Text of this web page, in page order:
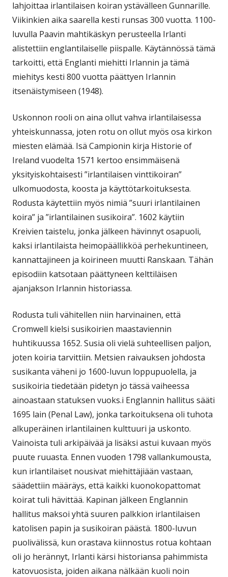
lahjoittaa irlantilaisen koiran ystävälleen Gunnarille.
Viikinkien aika saarella kesti runsas 300 vuotta. 1100-
luvulla Paavin mahtikäskyn perusteella Irlanti
alistettiin englantilaiselle piispalle. Käytännössä tämä
tarkoitti, että Englanti miehitti Irlannin ja tämä
miehitys kesti 800 vuotta päättyen Irlannin
itsenäistymiseen (1948).
Uskonnon rooli on aina ollut vahva irlantilaisessa
yhteiskunnassa, joten rotu on ollut myös osa kirkon
miesten elämää. Isä Campionin kirja Historie of
Ireland vuodelta 1571 kertoo ensimmäisenä
yksityiskohtaisesti ”irlantilaisen vinttikoiran”
ulkomuodosta, koosta ja käyttötarkoituksesta.
Rodusta käytettiin myös nimiä ”suuri irlantilainen
koira” ja ”irlantilainen susikoira”. 1602 käytiin
Kreivien taistelu, jonka jälkeen hävinnyt osapuoli,
kaksi irlantilaista heimopäällikköä perhekuntineen,
kannattajineen ja koirineen muutti Ranskaan. Tähän
episodiin katsotaan päättyneen kelttiläisen
ajanjakson Irlannin historiassa.
Rodusta tuli vähitellen niin harvinainen, että
Cromwell kielsi susikoirien maastaviennin
huhtikuussa 1652. Susia oli vielä suhteellisen paljon,
joten koiria tarvittiin. Metsien raivauksen johdosta
susikanta väheni jo 1600-luvun loppupuolella, ja
susikoiria tiedetään pidetyn jo tässä vaiheessa
ainoastaan statuksen vuoks.i Englannin hallitus sääti
1695 lain (Penal Law), jonka tarkoituksena oli tuhota
alkuperäinen irlantilainen kulttuuri ja uskonto.
Vainoista tuli arkipäivää ja lisäksi astui kuvaan myös
puute ruuasta. Ennen vuoden 1798 vallankumousta,
kun irlantilaiset nousivat miehittäjiään vastaan,
säädettiin määräys, että kaikki kuonokopattomat
koirat tuli hävittää. Kapinan jälkeen Englannin
hallitus maksoi yhtä suuren palkkion irlantilaisen
katolisen papin ja susikoiran päästä. 1800-luvun
puolivälissä, kun orastava kiinnostus rotua kohtaan
oli jo herännyt, Irlanti kärsi historiansa pahimmista
katovuosista, joiden aikana nälkään kuoli noin